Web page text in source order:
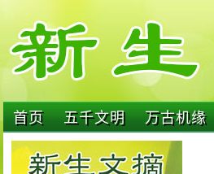
首页 五千文明 万古机缘